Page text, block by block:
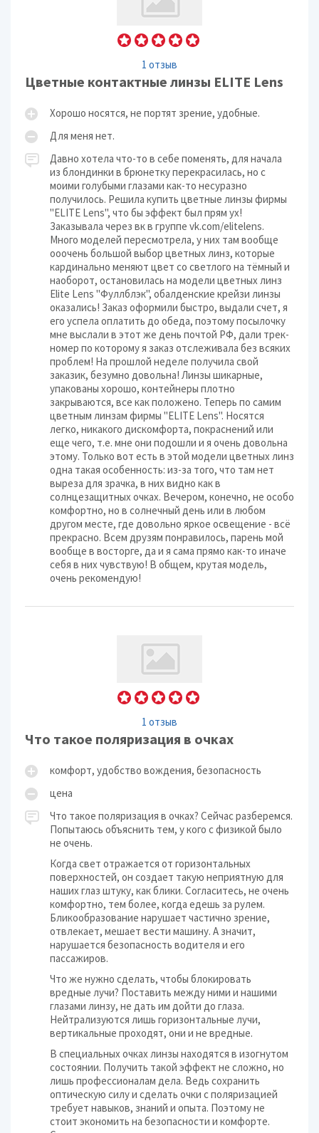
1 отзыв
Цветные контактные линзы ELITE Lens
Хорошо носятся, не портят зрение, удобные.
Для меня нет.
Давно хотела что-то в себе поменять, для начала
из блондинки в брюнетку перекрасилась, но с
моими голубыми глазами как-то несуразно
получилось. Решила купить цветные линзы фирмы
"ELITE Lens", что бы эффект был прям ух!
Заказывала через вк в группе vk.com/elitelens.
Много моделей пересмотрела, у них там вообще
ооочень большой выбор цветных линз, которые
кардинально меняют цвет со светлого на тёмный и
наоборот, остановилась на модели цветных линз
Elite Lens "Фуллблэк", обалденские крейзи линзы
оказались! Заказ оформили быстро, выдали счет, я
его успела оплатить до обеда, поэтому посылочку
мне выслали в этот же день почтой РФ, дали трек-
номер по которому я заказ отслеживала без всяких
проблем! На прошлой неделе получила свой
заказик, безумно довольна! Линзы шикарные,
упакованы хорошо, контейнеры плотно
закрываются, все как положено. Теперь по самим
цветным линзам фирмы "ELITE Lens". Носятся
легко, никакого дискомфорта, покраснений или
еще чего, т.е. мне они подошли и я очень довольна
этому. Только вот есть в этой модели цветных линз
одна такая особенность: из-за того, что там нет
выреза для зрачка, в них видно как в
солнцезащитных очках. Вечером, конечно, не особо
комфортно, но в солнечный день или в любом
другом месте, где довольно яркое освещение - всё
прекрасно. Всем друзям понравилось, парень мой
вообще в восторге, да и я сама прямо как-то иначе
себя в них чувствую! В общем, крутая модель,
очень рекомендую!
1 отзыв
Что такое поляризация в очках
комфорт, удобство вождения, безопасность
цена
Что такое поляризация в очках? Сейчас разберемся.
Попытаюсь объяснить тем, у кого с физикой было
не очень.
Когда свет отражается от горизонтальных
поверхностей, он создает такую неприятную для
наших глаз штуку, как блики. Согласитесь, не очень
комфортно, тем более, когда едешь за рулем.
Бликообразование нарушает частично зрение,
отвлекает, мешает вести машину. А значит,
нарушается безопасность водителя и его
пассажиров.
Что же нужно сделать, чтобы блокировать
вредные лучи? Поставить между ними и нашими
глазами линзу, не дать им дойти до глаза.
Нейтрализуются лишь горизонтальные лучи,
вертикальные проходят, они и не вредные.
В специальных очках линзы находятся в изогнутом
состоянии. Получить такой эффект не сложно, но
лишь профессионалам дела. Ведь сохранить
оптическую силу и сделать очки с поляризацией
требует навыков, знаний и опыта. Поэтому не
стоит экономить на безопасности и комфорте.